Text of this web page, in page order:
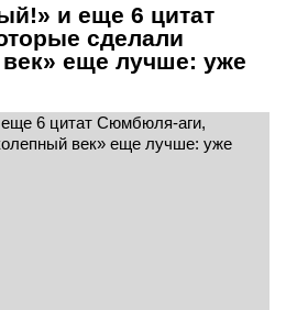
и еще 6 цитат
сделали
еще лучше: уже